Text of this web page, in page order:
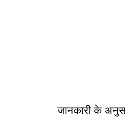
जानकारी के